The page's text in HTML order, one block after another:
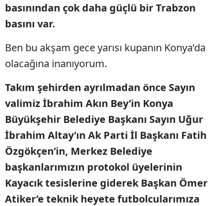
Sakarya
Siirt
Sivas
Tekirdağ
Tokat
Trabzon
Tunceli
Şanlıurfa
basınından çok daha güçlü bir Trabzon
basını var.
Ben bu akşam gece yarısı kupanın Konya’da
olacağına inanıyorum.
Takım şehirden ayrılmadan önce Sayın
valimiz İbrahim Akın Bey’in Konya
Büyükşehir Belediye Başkanı Sayın Uğur
İbrahim Altay’ın Ak Parti İl Başkanı Fatih
Özgökçen’in, Merkez Belediye
başkanlarımızın protokol üyelerinin
Kayacık tesislerine giderek Başkan Ömer
Atiker’e teknik heyete futbolcularımıza